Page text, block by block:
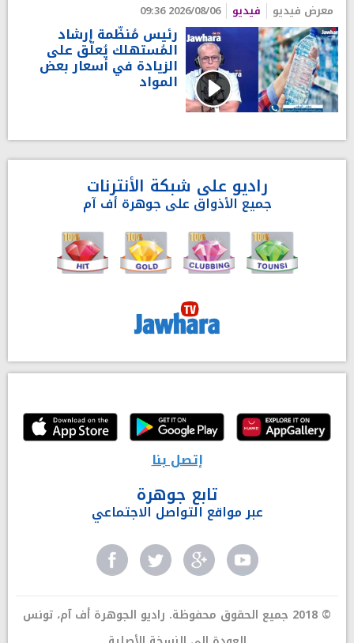
معرض فيديو فيديو 2026/08/06 09:36
رئيس مُنظّمة إرشاد
المُستهلك يُعلّق على
الزيادة في أسعار بعض
المواد
راديو على شبكة الأنترنات
جميع الأذواق على جوهرة أف آم
إتصل بنا
تابع جوهرة
عبر مواقع التواصل الاجتماعي
© 2018 جميع الحقوق محفوظة. راديو الجوهرة أف آم، تونس